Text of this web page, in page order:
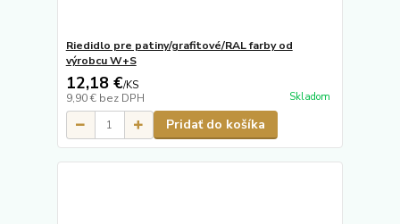
Riedidlo pre patiny/grafitové/RAL farby od
výrobcu W+S
12,18 €/KS
9,90 € bez DPH Skladom
Pridať do košíka